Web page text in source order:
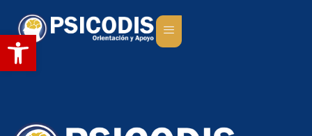
Abrir barra de herramientas